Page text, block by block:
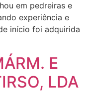
em pedreiras e
experiência e
início foi adquirida
E
LDA